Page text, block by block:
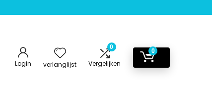
Login verlanglijst
0
Vergelijken
0